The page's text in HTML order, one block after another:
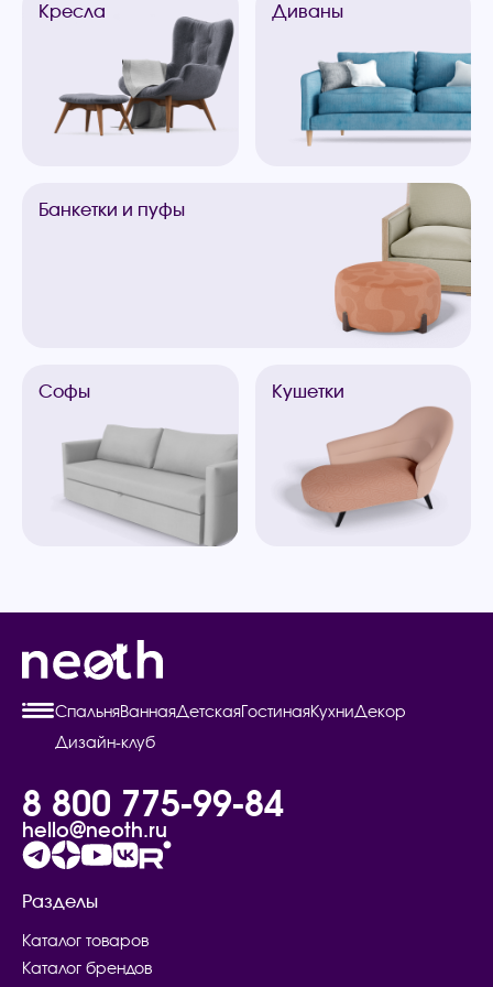
Кресла Диваны
Банкетки и пуфы
Софы Кушетки
СпальняВаннаяДетскаяГостинаяКухниДекор
Дизайн-клуб
8 800 775-99-84
hello@neoth.ru
Разделы
Каталог товаров
Каталог брендов